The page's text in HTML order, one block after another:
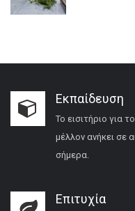
Εκπαίδευση
Το εισιτήριο για
μέλλον ανήκει σε
σήμερα.
Επιτυχία